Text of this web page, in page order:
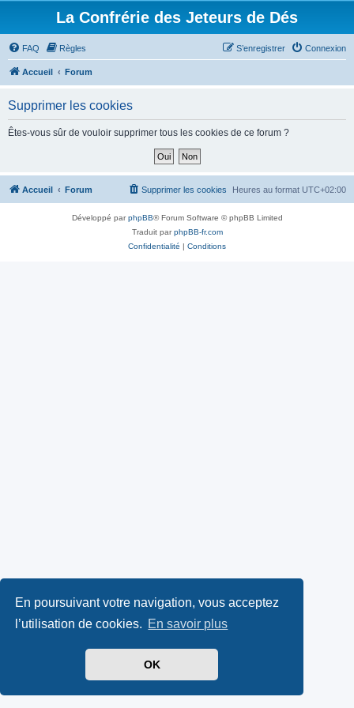
En poursuivant votre navigation, vous acceptez
l’utilisation de cookies. En savoir plus
OK
La Confrérie des Jeteurs de Dés
FAQ Règles Connexion
S’enregistrer
Accueil Forum
Supprimer les cookies
Êtes-vous sûr de vouloir supprimer tous les cookies de ce forum ?
Accueil Forum Heures au format UTC+02:00
Supprimer les cookies
Développé parphpBB® Forum Software © phpBB Limited
Traduit parphpBB-fr.com
Confidentialité | Conditions